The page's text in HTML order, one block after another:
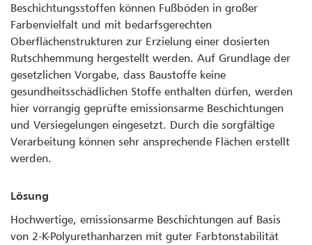
Beschichtungsstoffen können Fußböden in großer
Farbenvielfalt und mit bedarfsgerechten
Oberflächenstrukturen zur Erzielung einer dosierten
Rutschhemmung hergestellt werden. Auf Grundlage der
gesetzlichen Vorgabe, dass Baustoffe keine
gesundheitsschädlichen Stoffe enthalten dürfen, werden
hier vorrangig geprüfte emissionsarme Beschichtungen
und Versiegelungen eingesetzt. Durch die sorgfältige
Verarbeitung können sehr ansprechende Flächen erstellt
werden.
Lösung
Hochwertige, emissionsarme Beschichtungen auf Basis
von 2-K-Polyurethanharzen mit guter Farbtonstabilität